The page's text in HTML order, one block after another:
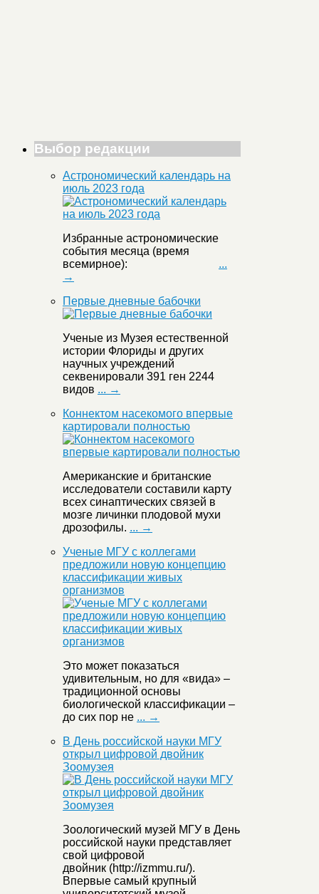
Выбор редакции
Астрономический календарь на
июль 2023 года
Избранные астрономические
события месяца (время
всемирное): ...
→
Первые дневные бабочки
Ученые из Музея естественной
истории Флориды и других
научных учреждений
секвенировали 391 ген 2244
видов ... →
Коннектом насекомого впервые
картировали полностью
Американские и британские
исследователи составили карту
всех синаптических связей в
мозге личинки плодовой мухи
дрозофилы. ... →
Ученые МГУ с коллегами
предложили новую концепцию
классификации живых
организмов
Это может показаться
удивительным, но для «вида» –
традиционной основы
биологической классификации –
до сих пор не ... →
В День российской науки МГУ
открыл цифровой двойник
Зоомузея
Зоологический музей МГУ в День
российской науки представляет
свой цифровой
двойник (http://izmmu.ru/).
Впервые самый крупный